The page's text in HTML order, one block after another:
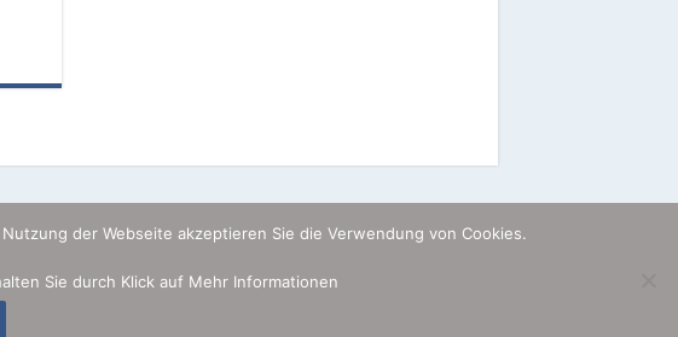
der Webseite akzeptieren Sie die Verwendung von Cookies.
Sie durch Klick auf Mehr Informationen